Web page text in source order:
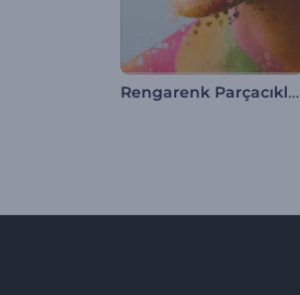
Rengarenk Parçacıklar Slayt Gösterisi